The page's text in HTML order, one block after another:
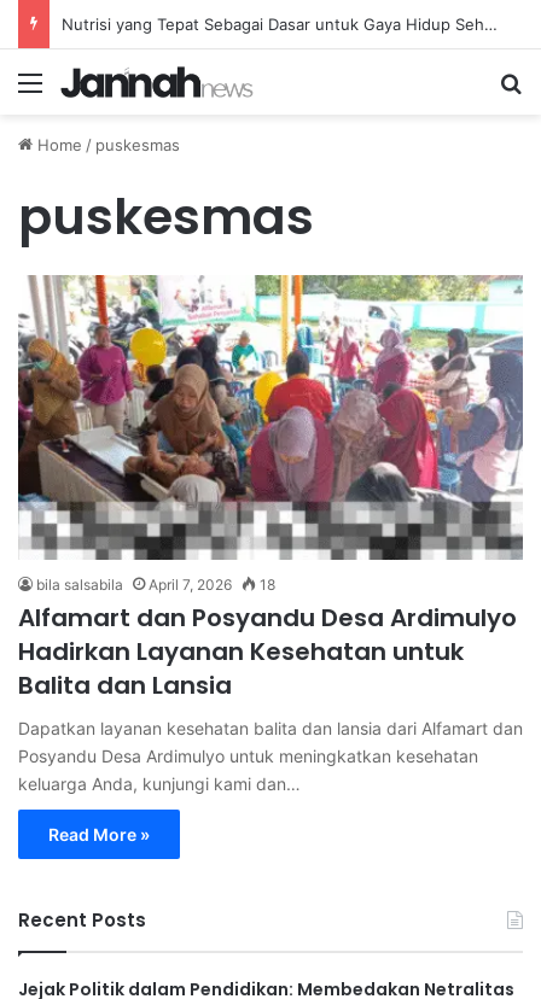
Nutrisi yang Tepat Sebagai Dasar untuk Gaya Hidup Sehat dan Berkelanjutan
Menu
Home / puskesmas
puskesmas
bila salsabila April 7, 2026 18
Alfamart dan Posyandu Desa Ardimulyo
Hadirkan Layanan Kesehatan untuk
Balita dan Lansia
Dapatkan layanan kesehatan balita dan lansia dari Alfamart dan
Posyandu Desa Ardimulyo untuk meningkatkan kesehatan
keluarga Anda, kunjungi kami dan…
Read More »
Recent Posts
Jejak Politik dalam Pendidikan: Membedakan Netralitas